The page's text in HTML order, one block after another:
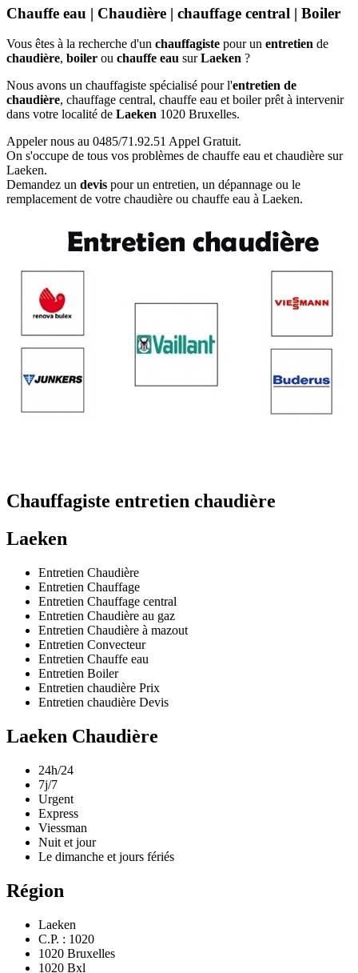
Chauffe eau | Chaudière | chauffage central | Boiler
Vous êtes à la recherche d'un chauffagiste pour un entretien de
chaudière, boiler ou chauffe eau surLaeken ?
Nous avons un chauffagiste spécialisé pour l'entretien de
chaudière, chauffage central, chauffe eau et boiler prêt à intervenir
dans votre localité de Laeken 1020 Bruxelles.
Appeler nous au 0485/71.92.51 Appel Gratuit.
On s'occupe de tous vos problèmes de chauffe eau et chaudière sur
Laeken.
Demandez un devis pour un entretien, un dépannage ou le
remplacement de votre chaudière ou chauffe eau à Laeken.
Chauffagiste entretien chaudière
Laeken
Entretien Chaudière
Entretien Chauffage
Entretien Chauffage central
Entretien Chaudière au gaz
Entretien Chaudière à mazout
Entretien Convecteur
Entretien Chauffe eau
Entretien Boiler
Entretien chaudière Prix
Entretien chaudière Devis
Laeken Chaudière
24h/24
7j/7
Urgent
Express
Viessman
Nuit et jour
Le dimanche et jours fériés
Région
Laeken
C.P. : 1020
1020 Bruxelles
1020 Bxl